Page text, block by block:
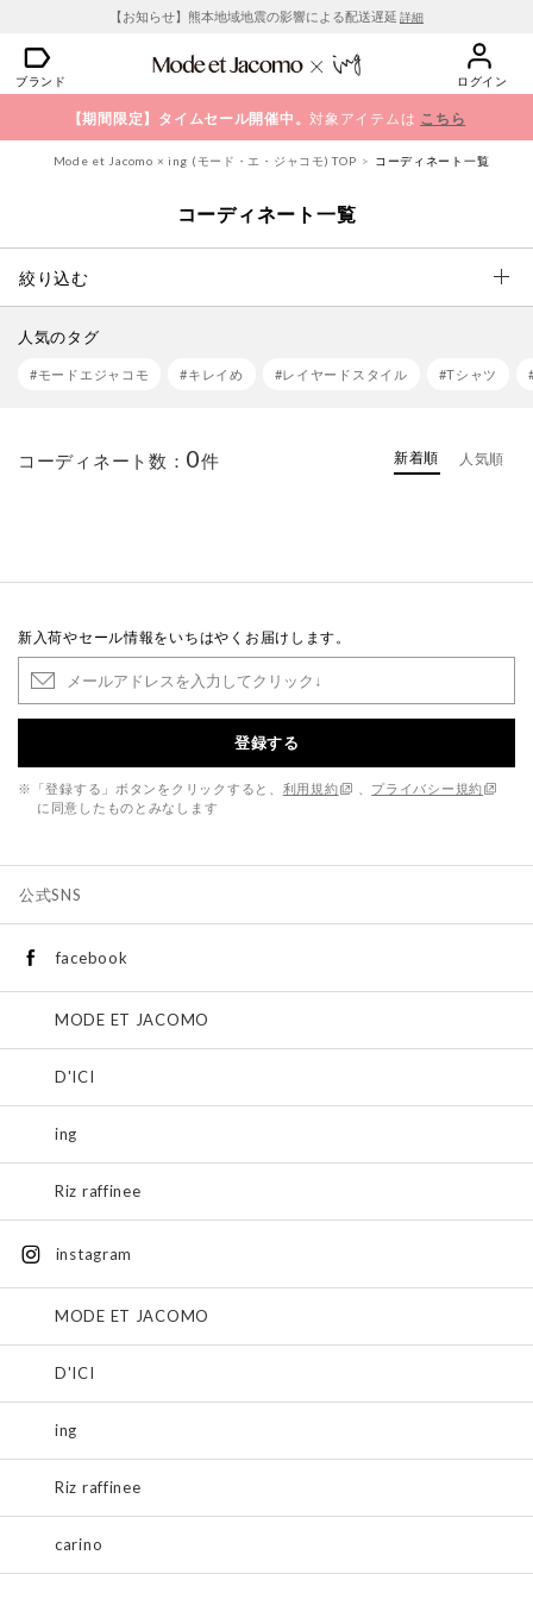
【お知らせ】熊本地域地震の影響による配送遅延 詳細
ブランド ログイン
【期間限定】タイムセール開催中。対象アイテムは こちら
Mode et Jacomo × ing (モード・エ・ジャコモ) TOP コーディネート一覧
コーディネート一覧
絞り込む
人気のタグ
#モードエジャコモ #キレイめ #レイヤードスタイル #Tシャツ
コーディネート数： 0件 新着順 人気順
新入荷やセール情報をいちはやくお届けします。
登録する
※「登録する」ボタンをクリックすると、 利用規約
プライバシー規約
に同意したものとみなします
公式SNS
facebook
MODE ET JACOMO
D'ICI
ing
Riz raffinee
instagram
MODE ET JACOMO
D'ICI
ing
Riz raffinee
carino